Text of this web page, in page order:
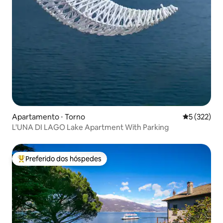
Apartamento ⋅ Torno 5 de uma
5 (322)
L'UNA DI LAGO Lake Apartment With Parking
Entre os melhores preferidos dos hóspedes
Preferido dos hóspedes